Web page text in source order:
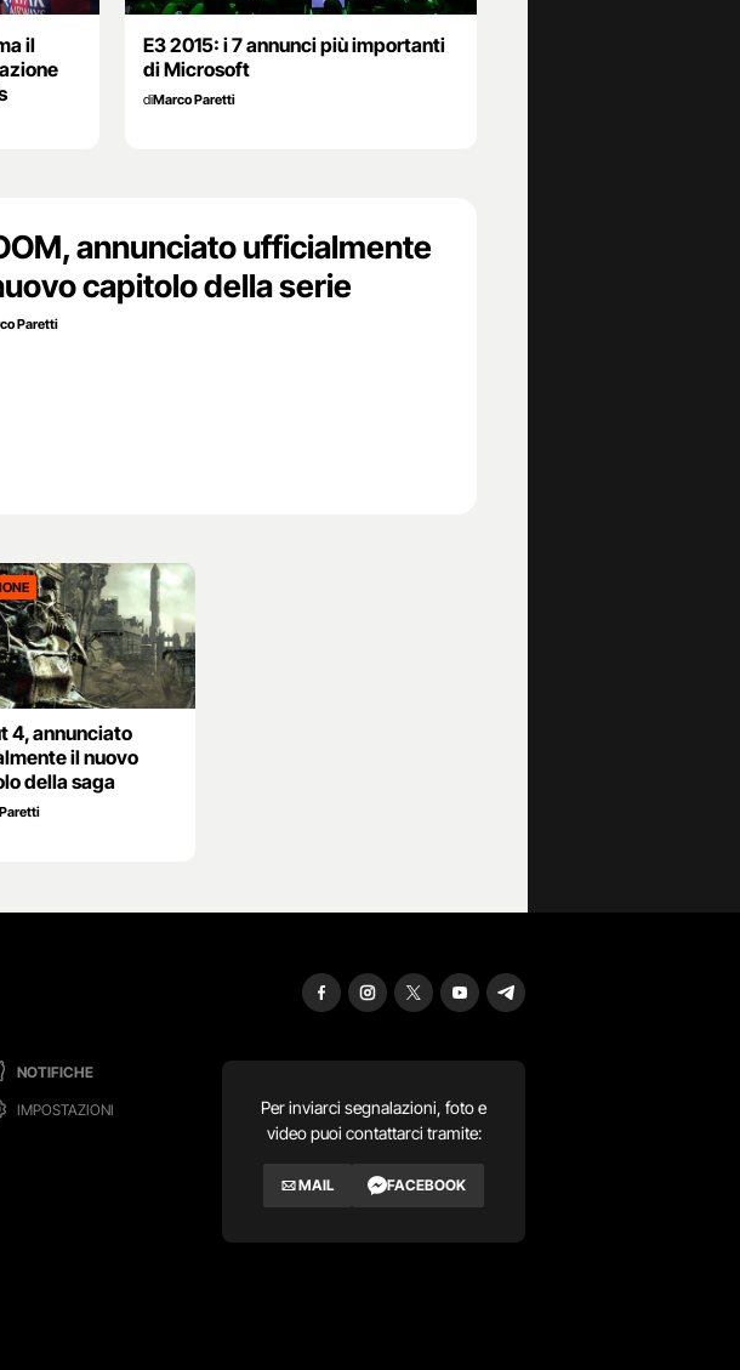
il
E3 2015: i 7 annunci più importanti
di Microsoft
diMarco Paretti
annunciato ufficialmente
capitolo della serie
Paretti
4, annunciato
il nuovo
della saga
NOTIFICHE
IMPOSTAZIONI
Per inviarci segnalazioni, foto e
video puoi contattarci tramite:
MAIL FACEBOOK